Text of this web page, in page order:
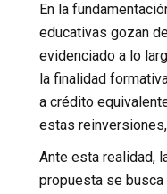
En la
educativas gozan
evidenciado a lo
la finalidad
a crédito
estas
Ante esta realidad,
propuesta se